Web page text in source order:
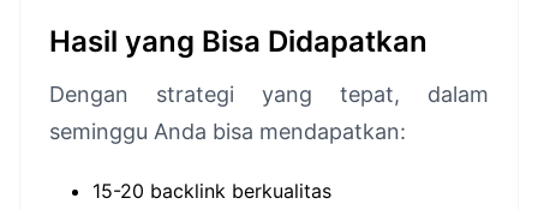
Hasil yang Bisa Didapatkan
Dengan strategi yang tepat, dalam
seminggu Anda bisa mendapatkan:
15-20 backlink berkualitas